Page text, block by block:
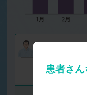
患者さ
適用区分